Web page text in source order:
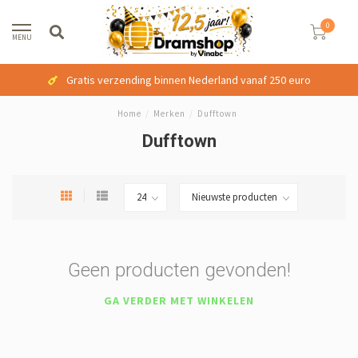
MENU
0
Gratis verzending binnen Nederland vanaf 250 euro
Home Merken Dufftown
Dufftown
Geen producten gevonden!
GA VERDER MET WINKELEN